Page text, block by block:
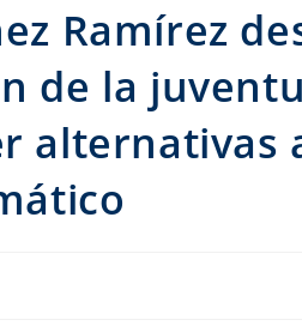
Ramírez
de la
alternativas